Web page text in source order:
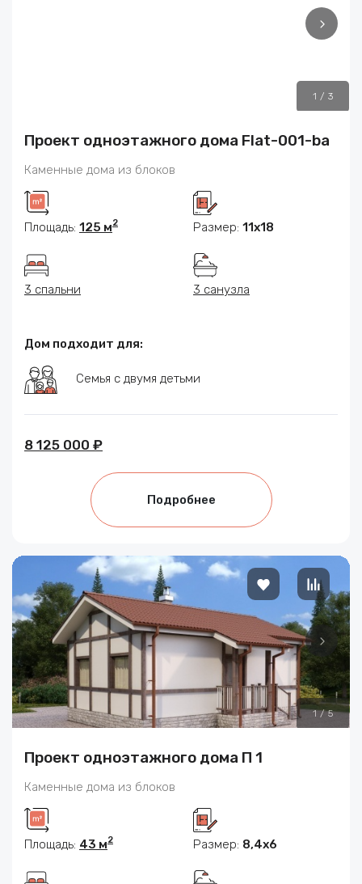
1 / 3
Проект одноэтажного дома Flat-001-ba
Каменные дома из блоков
Площадь: 125 м2 Размер: 11х18
3 спальни 3 санузла
Дом подходит для:
Семья с двумя детьми
8 125 000 ₽
Подробнее
1 / 5
Проект одноэтажного дома П 1
Каменные дома из блоков
Площадь: 43 м2 Размер: 8,4х6